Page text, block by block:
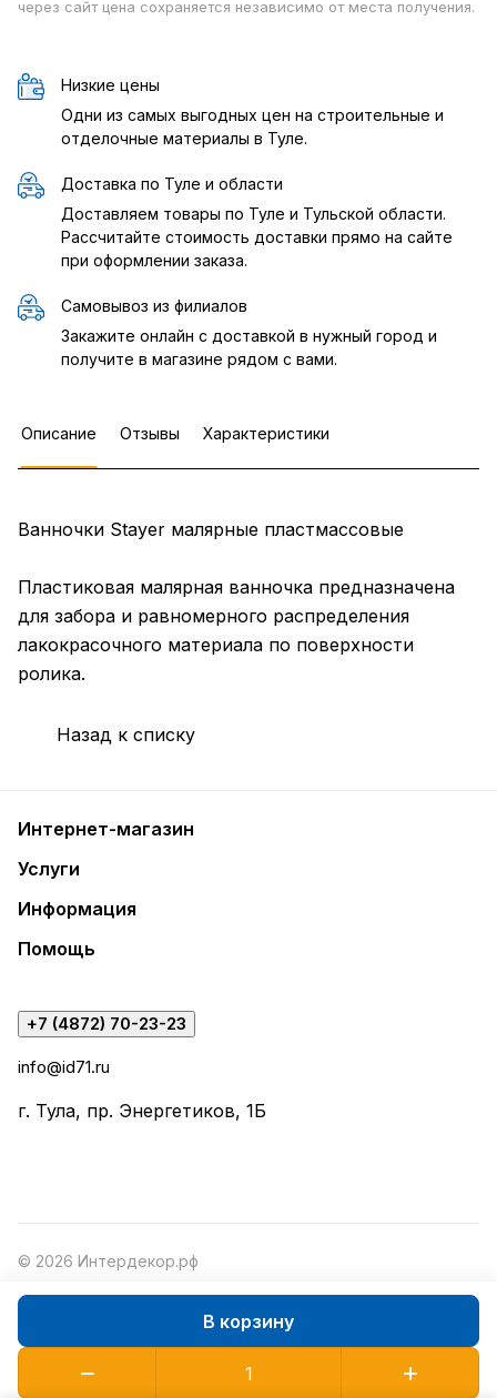
В корзину
через сайт цена сохраняется независимо от места получения.
Низкие цены
Одни из самых выгодных цен на строительные и
отделочные материалы в Туле.
Доставка по Туле и области
Доставляем товары по Туле и Тульской области.
Рассчитайте стоимость доставки прямо на сайте
при оформлении заказа.
Самовывоз из филиалов
Закажите онлайн с доставкой в нужный город и
получите в магазине рядом с вами.
Описание Отзывы Характеристики
Ванночки Stayer малярные пластмассовые
Пластиковая малярная ванночка предназначена
для забора и равномерного распределения
лакокрасочного материала по поверхности
ролика.
Назад к списку
Интернет-магазин
Услуги
Информация
Помощь
+7 (4872) 70-23-23
info@id71.ru
г. Тула, пр. Энергетиков, 1Б
© 2026 Интердекор.рф